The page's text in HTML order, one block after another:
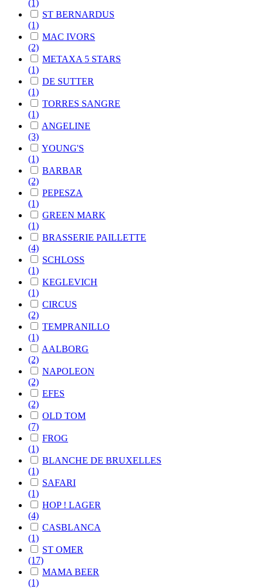
(1)
ST BERNARDUS
(1)
MAC IVORS
(2)
METAXA 5 STARS
(1)
DE SUTTER
(1)
TORRES SANGRE
(1)
ANGELINE
(3)
YOUNG'S
(1)
BARBAR
(2)
PEPESZA
(1)
GREEN MARK
(1)
BRASSERIE PAILLETTE
(4)
SCHLOSS
(1)
KEGLEVICH
(1)
CIRCUS
(2)
TEMPRANILLO
(1)
AALBORG
(2)
NAPOLEON
(2)
EFES
(2)
OLD TOM
(7)
FROG
(1)
BLANCHE DE BRUXELLES
(1)
SAFARI
(1)
HOP ! LAGER
(4)
CASBLANCA
(1)
ST OMER
(17)
MAMA BEER
(1)